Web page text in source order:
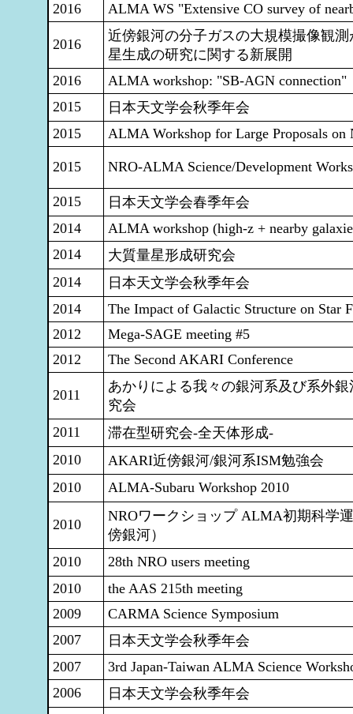
2016
ALMA WS "Extensive CO survey of
2016
近傍銀河の分子ガスの大規模撮像観
星生成の研究に関する新展開
2016
ALMA workshop: "SB-AGN connection"
2015
日本天文学会秋季年会
2015
ALMA Workshop for Large Proposals on
2015 NRO-ALMA Science/Development
2015
日本天文学会春季年会
2014
ALMA workshop (high-z + nearby
2014
大質量星形成研究会
2014
日本天文学会秋季年会
2014
The Impact of Galactic Structure on Star
2012
Mega-SAGE meeting #5
2012
The Second AKARI Conference
2011
あかりによる我々の銀河系及び系外
究会
2011
滞在型研究会-全天体形成-
2010
AKARI近傍銀河/銀河系ISM勉強会
2010
ALMA-Subaru Workshop 2010
2010
NROワークショップ ALMA初期科学
傍銀河）
2010
28th NRO users meeting
2010
the AAS 215th meeting
2009
CARMA Science Symposium
2007
日本天文学会秋季年会
2007
3rd Japan-Taiwan ALMA Science
2006
日本天文学会秋季年会